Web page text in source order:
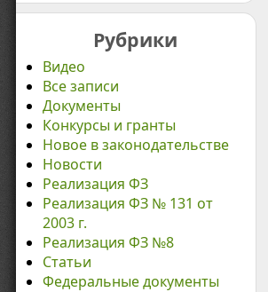
Рубрики
Видео
Все записи
Документы
Конкурсы и гранты
Новое в законодательстве
Новости
Реализация ФЗ
Реализация ФЗ № 131 от
2003 г.
Реализация ФЗ №8
Статьи
Федеральные документы